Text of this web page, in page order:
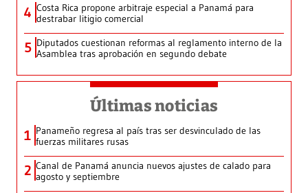
4 Costa Rica propone arbitraje especial a Panamá para
destrabar litigio comercial
5 Diputados cuestionan reformas al reglamento interno de la
Asamblea tras aprobación en segundo debate
Últimas noticias
1 Panameño regresa al país tras ser desvinculado de las
fuerzas militares rusas
2 Canal de Panamá anuncia nuevos ajustes de calado para
agosto y septiembre